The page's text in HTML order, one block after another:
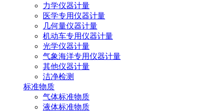
力学仪器计量
医学专用仪器计量
几何量仪器计量
机动车专用仪器计量
光学仪器计量
气象海洋专用仪器计量
其他仪器计量
洁净检测
标准物质
气体标准物质
液体标准物质